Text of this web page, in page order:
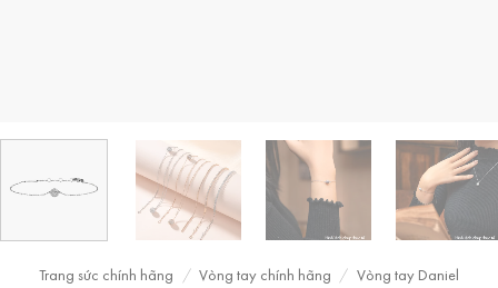
Trang sức chính hãng / Vòng tay chính hãng / Vòng tay Daniel